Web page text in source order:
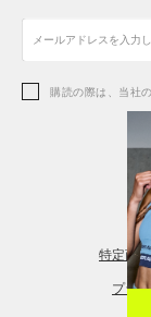
アクセサリー
アクセサリー
シューズ
アクセサリー
レギンス＆タイ
シューズ
購読の際は、当社の
特定商
プラ